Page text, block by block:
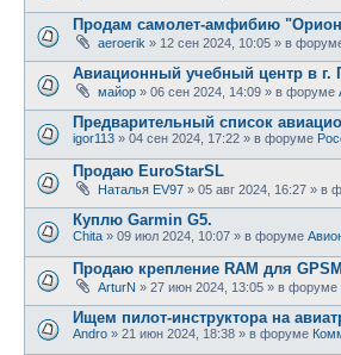
Продам самолет-амфибию
aeroerik » 12 сен 2024, 10:05 » в
Авиационный учебный центр в г.
майор » 06 сен 2024, 14:09 » в форуме
Предварительный список
igor113 » 04 сен 2024, 17:22 » в форуме
Продаю EuroStarSL
Наталья EV97 » 05 авг 2024, 16:27 » в
Куплю Garmin G5.
Chita » 09 июл 2024, 10:07 » в форуме
Продаю крепление RAM для
ArturN » 27 июн 2024, 13:05 » в форуме
Ищем пилот-инструктора на
Andro » 21 июн 2024, 18:38 » в форуме